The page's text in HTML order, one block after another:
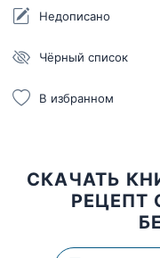
Недописано
Чёрный список
В избранном
СКАЧАТЬ
РЕЦЕПТ